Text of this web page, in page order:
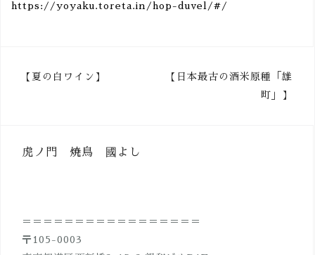
https://yoyaku.toreta.in/hop-duvel/#/
投
ビ
シ
ョ
【夏の白ワイン】
【日本最古の酒米原種「雄
町」】
虎ノ門 焼鳥 國よし
＝＝＝＝＝＝＝＝＝＝＝＝＝＝＝＝＝
〒105-0003